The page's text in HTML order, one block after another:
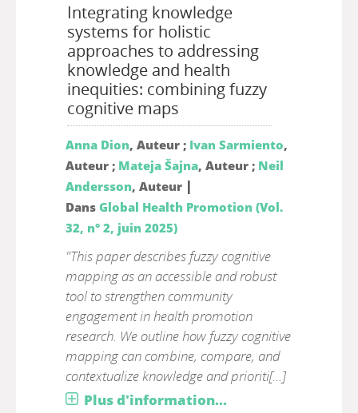
Integrating knowledge
systems for holistic
approaches to addressing
knowledge and health
inequities: combining fuzzy
cognitive maps
Anna Dion, Auteur ; Ivan Sarmiento,
Auteur ; Mateja Šajna, Auteur ; Neil
Andersson, Auteur |
Dans Global Health Promotion (Vol.
32, n° 2, juin 2025)
"This paper describes fuzzy cognitive
mapping as an accessible and robust
tool to strengthen community
engagement in health promotion
research. We outline how fuzzy cognitive
mapping can combine, compare, and
contextualize knowledge and prioriti[...]
Plus d'information...